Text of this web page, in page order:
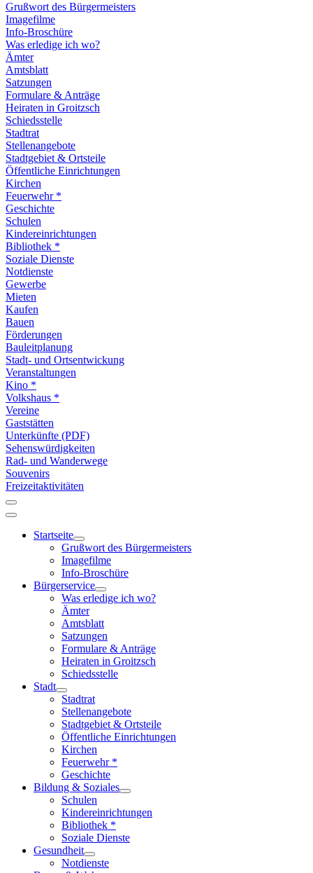
Grußwort des Bürgermeisters
Imagefilme
Info-Broschüre
Was erledige ich wo?
Ämter
Amtsblatt
Satzungen
Formulare & Anträge
Heiraten in Groitzsch
Schiedsstelle
Stadtrat
Stellenangebote
Stadtgebiet & Ortsteile
Öffentliche Einrichtungen
Kirchen
Feuerwehr *
Geschichte
Schulen
Kindereinrichtungen
Bibliothek *
Soziale Dienste
Notdienste
Gewerbe
Mieten
Kaufen
Bauen
Förderungen
Bauleitplanung
Stadt- und Ortsentwickung
Veranstaltungen
Kino *
Volkshaus *
Vereine
Gaststätten
Unterkünfte (PDF)
Sehenswürdigkeiten
Rad- und Wanderwege
Souvenirs
Freizeitaktivitäten
Startseite
Grußwort des Bürgermeisters
Imagefilme
Info-Broschüre
Bürgerservice
Was erledige ich wo?
Ämter
Amtsblatt
Satzungen
Formulare & Anträge
Heiraten in Groitzsch
Schiedsstelle
Stadt
Stadtrat
Stellenangebote
Stadtgebiet & Ortsteile
Öffentliche Einrichtungen
Kirchen
Feuerwehr *
Geschichte
Bildung & Soziales
Schulen
Kindereinrichtungen
Bibliothek *
Soziale Dienste
Gesundheit
Notdienste